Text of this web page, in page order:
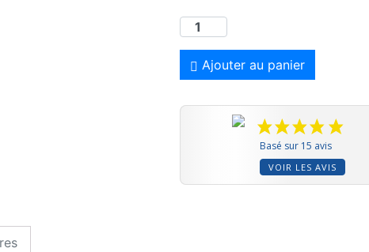
Ajouter au panier
Basé sur 15 avis
VOIR LES AVIS